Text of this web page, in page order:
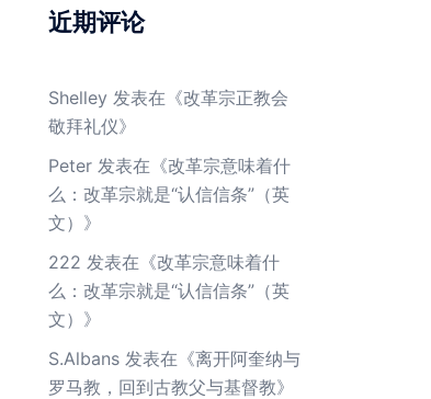
近期评论
Shelley 发表在《改革宗正教会
敬拜礼仪》
Peter发表在《改革宗意味着什
么：改革宗就是“认信信条”（英
文） 》
222 发表在《改革宗意味着什
么：改革宗就是“认信信条”（英
文） 》
S.Albans发表在《离开阿奎纳与
罗马教，回到古教父与基督教》